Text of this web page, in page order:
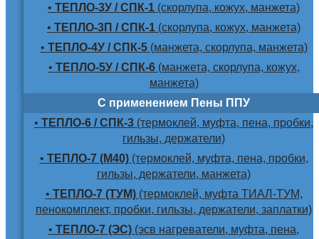
• ТЕПЛО-3У / СПК-1 (скорлупа, кожух, манжета)
• ТЕПЛО-3П / СПК-1 (скорлупа, кожух, манжета)
• ТЕПЛО-4У / СПК-5(манжета, скорлупа, манжета)
• ТЕПЛО-5У / СПК-6(манжета, скорлупа, кожух,
манжета)
С применением Пены ППУ
• ТЕПЛО-6 / СПК-3 (термоклей, муфта, пена, пробки,
гильзы, держатели)
• ТЕПЛО-7 (М40)(термоклей, муфта, пена, пробки,
гильзы, держатели, манжета)
• ТЕПЛО-7 (ТУМ)(термоклей, муфта ТИАЛ-ТУМ,
пенокомплект, пробки, гильзы, держатели, заплатки)
• ТЕПЛО-7 (ЭС) (эсв нагреватели, муфта, пена,